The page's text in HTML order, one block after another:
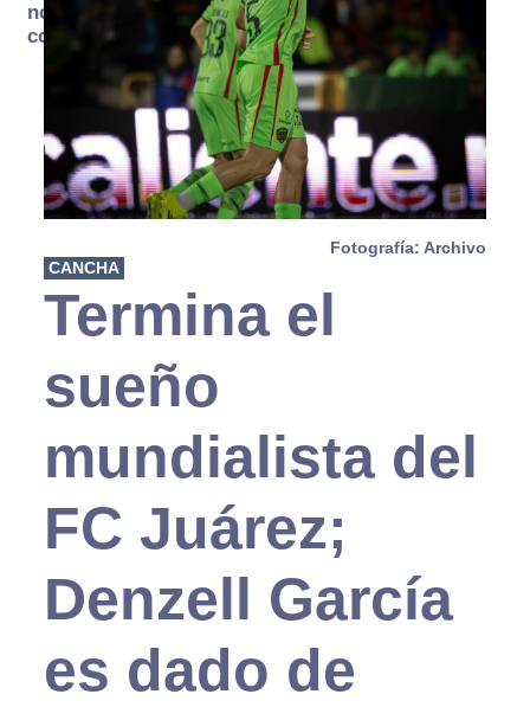
no se
consume
Fotografía: Archivo
CANCHA
Termina el
sueño
mundialista del
FC Juárez;
Denzell García
es dado de